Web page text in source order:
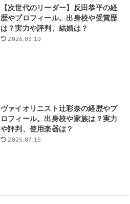
【次世代のリーダー】反田恭平の経
歴やプロフィール。出身校や受賞歴
は？実力や評判、結婚は？
2026.03.10
ヴァイオリニスト辻彩奈の経歴やプ
ロフィール。出身校や家族は？実力
や評判、使用楽器は？
2025.07.15